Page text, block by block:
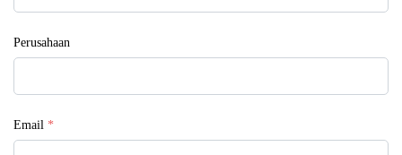
Perusahaan
Email *